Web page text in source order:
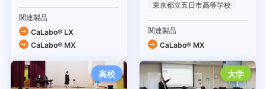
関連製品
CaLabo® LX
CaLabo® MX
東京都立五日市高等学校
関連製品
CaLabo® MX
高校 大学